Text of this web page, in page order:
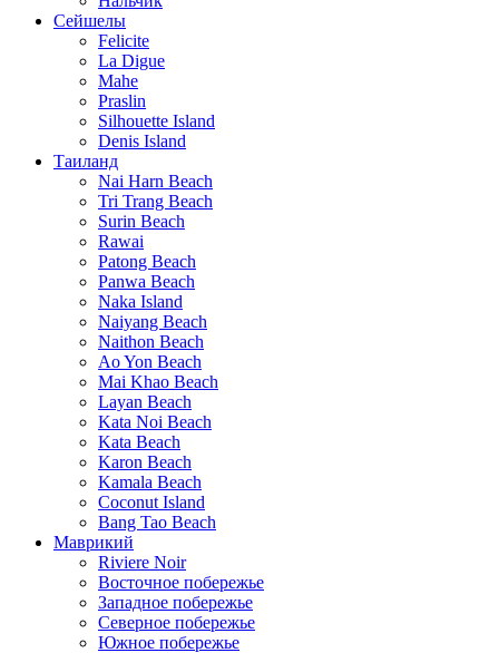
Сейшелы
Felicite
La Digue
Mahe
Praslin
Silhouette Island
Denis Island
Таиланд
Nai Harn Beach
Tri Trang Beach
Surin Beach
Rawai
Patong Beach
Panwa Beach
Naka Island
Naiyang Beach
Naithon Beach
Ao Yon Beach
Mai Khao Beach
Layan Beach
Kata Noi Beach
Kata Beach
Karon Beach
Kamala Beach
Coconut Island
Bang Tao Beach
Маврикий
Riviere Noir
Восточное побережье
Западное побережье
Северное побережье
Южное побережье